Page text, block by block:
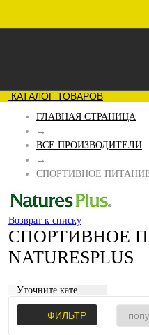
КАТАЛОГ ТОВАРОВ
ГЛАВНАЯ СТРАНИЦА
→
ВСЕ ПРОИЗВОДИТЕЛИ
→
СПОРТИВНОЕ ПИТАНИЕ
Возврат к списку
СПОРТИВНОЕ
NATURESPLUS
Уточните категорию:
ФИЛЬТР